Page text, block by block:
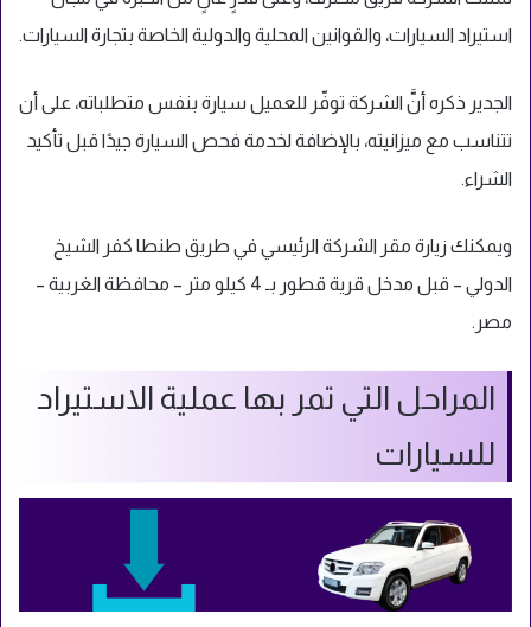
استيراد السيارات، والقوانين المحلية والدولية الخاصة بتجارة السيارات.
الجدير ذكره أنَّ الشركة توفّر للعميل سيارة بنفس متطلباته، على أن
تتناسب مع ميزانيته، بالإضافة لخدمة فحص السيارة جيدًا قبل تأكيد
الشراء.
ويمكنك زيارة مقر الشركة الرئيسي في طريق طنطا كفر الشيخ
الدولي – قبل مدخل قرية قطور بـ 4 كيلو متر – محافظة الغربية –
مصر.
المراحل التي تمر بها عملية الاستيراد
للسيارات